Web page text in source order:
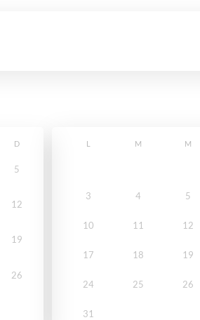
D
5
12
19
26
L M M
3 4 5
10 11 12
17 18 19
24 25 26
31